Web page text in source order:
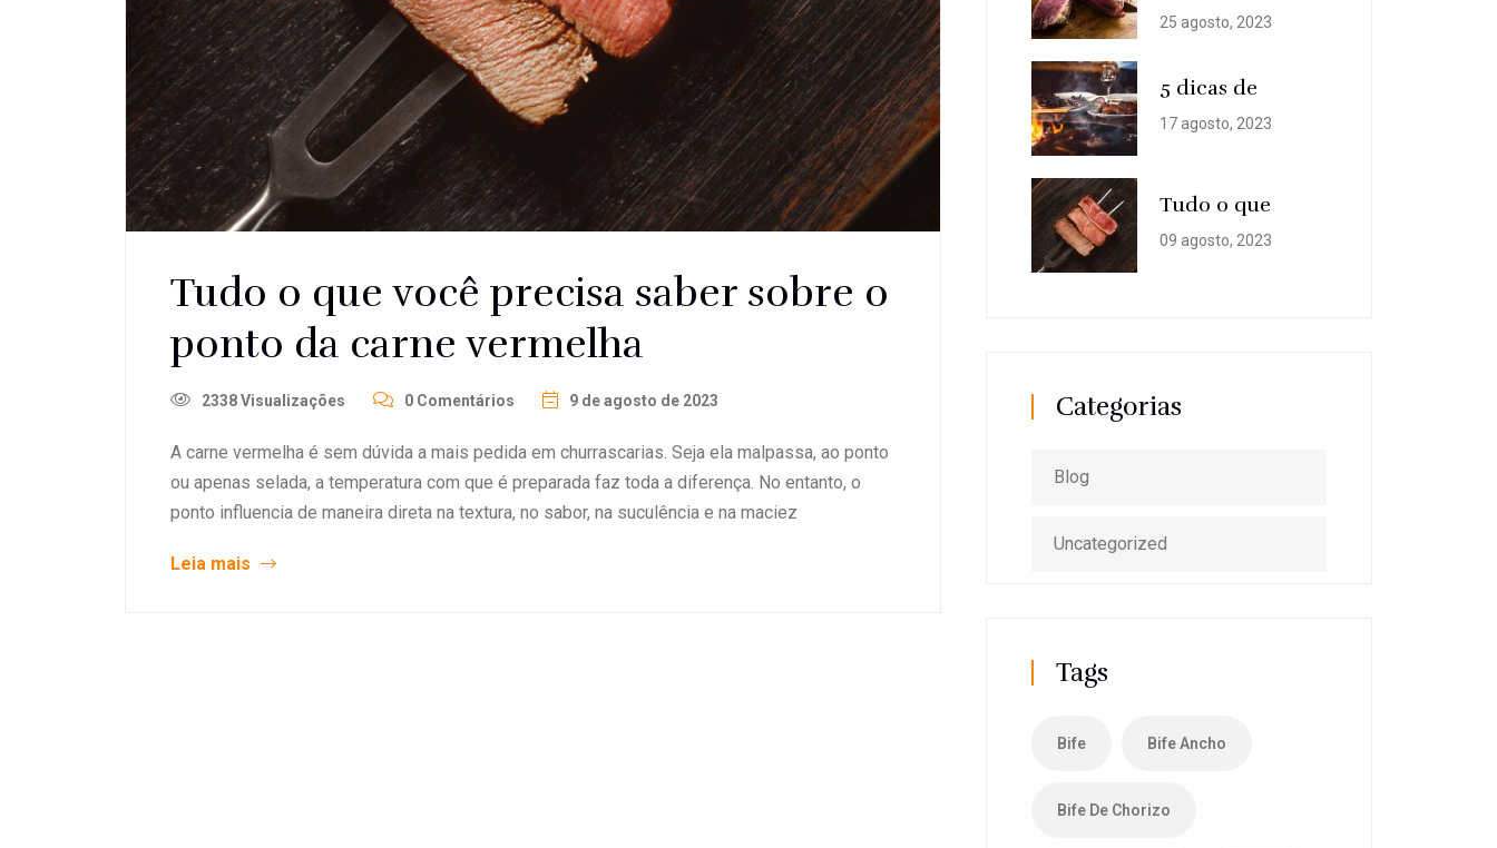
Tudo o que você precisa saber sobre o
ponto da carne vermelha
2338 Visualizações 0 Comentários 9 de agosto de 2023
A carne vermelha é sem dúvida a mais pedida em churrascarias. Seja ela malpassa, ao ponto
ou apenas selada, a temperatura com que é preparada faz toda a diferença. No entanto, o
ponto influencia de maneira direta na textura, no sabor, na suculência e na maciez
Leia mais
25 agosto, 2023
5 dicas de
17 agosto, 2023
Tudo o que
09 agosto, 2023
Categorias
Blog
Uncategorized
Tags
Bife Bife Ancho
Bife De Chorizo